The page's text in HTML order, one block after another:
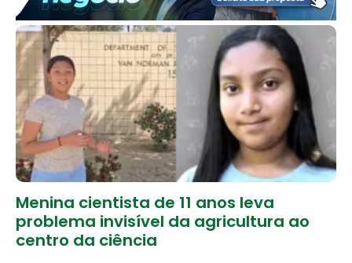
Menina cientista de 11 anos leva
problema invisível da agricultura ao
centro da ciência